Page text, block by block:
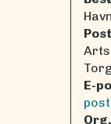
E-